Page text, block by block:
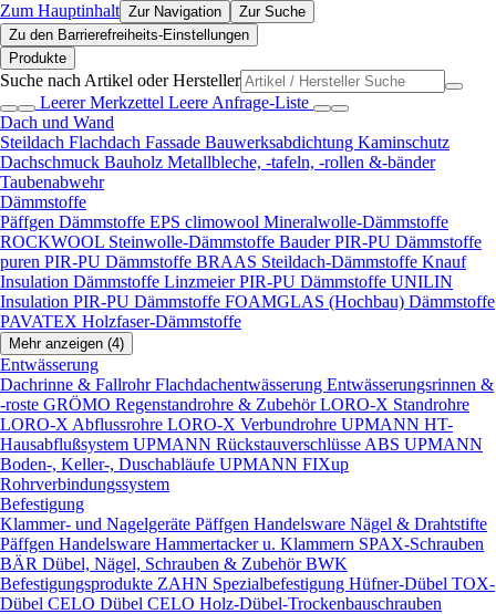
Zum Hauptinhalt Zur Navigation
Zur Suche
Zu den Barrierefreiheits-Einstellungen
Produkte
Suche nach Artikel oder Hersteller
Leerer Merkzettel Leere Anfrage-Liste
Dach und Wand
Steildach Flachdach Fassade Bauwerksabdichtung Kaminschutz
Dachschmuck Bauholz Metallbleche, -tafeln, -rollen &-bänder
Taubenabwehr
Dämmstoffe
Päffgen Dämmstoffe EPS climowool Mineralwolle-Dämmstoffe
ROCKWOOL Steinwolle-Dämmstoffe Bauder PIR-PU Dämmstoffe
puren PIR-PU Dämmstoffe BRAAS Steildach-Dämmstoffe Knauf
Insulation Dämmstoffe Linzmeier PIR-PU Dämmstoffe UNILIN
Insulation PIR-PU Dämmstoffe FOAMGLAS (Hochbau) Dämmstoffe
PAVATEX Holzfaser-Dämmstoffe
Mehr anzeigen (4)
Entwässerung
Dachrinne & FallrohrFlachdachentwässerung Entwässerungsrinnen &
-roste GRÖMO Regenstandrohre & ZubehörLORO-X Standrohre
LORO-X Abflussrohre LORO-X Verbundrohre UPMANN HT-
Hausabflußsystem UPMANN Rückstauverschlüsse ABS UPMANN
Boden-, Keller-, Duschabläufe UPMANN FIXup
Rohrverbindungssystem
Befestigung
Klammer- und Nagelgeräte Päffgen Handelsware Nägel & Drahtstifte
Päffgen Handelsware Hammertacker u. Klammern SPAX-Schrauben
BÄR Dübel, Nägel, Schrauben & ZubehörBWK
Befestigungsprodukte ZAHN Spezialbefestigung Hüfner-Dübel TOX-
Dübel CELO Dübel CELO Holz-Dübel-Trockenbauschrauben